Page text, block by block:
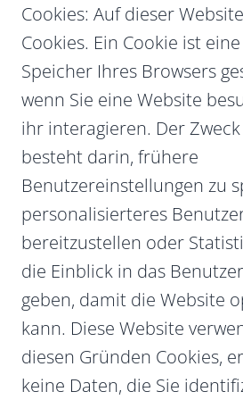
Cookies: Auf dieser
Cookies. Ein Cookie ist
Speicher Ihres Browsers
wenn Sie eine Website
ihr interagieren. Der
besteht darin, frühere
Benutzereinstellungen zu
personalisierteres
bereitzustellen oder
die Einblick in das
geben, damit die Website
kann. Diese Website
diesen Gründen Cookies,
keine Daten, die Sie